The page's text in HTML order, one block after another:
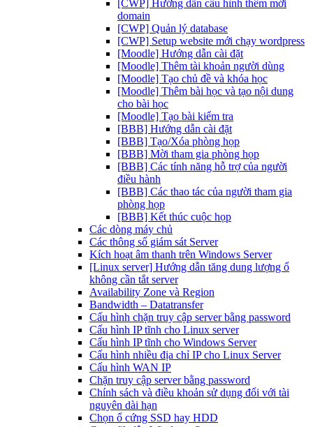
[CWP] Hướng dẫn cấu hình thêm mới
domain
[CWP] Quản lý database
[CWP] Setup website mới chạy wordpress
[Moodle] Hướng dẫn cài đặt
[Moodle] Thêm tài khoản người dùng
[Moodle] Tạo chủ đề và khóa học
[Moodle] Thêm bài học và tạo nội dung
cho bài học
[Moodle] Tạo bài kiểm tra
[BBB] Hướng dẫn cài đặt
[BBB] Tạo/Xóa phòng họp
[BBB] Mời tham gia phòng họp
[BBB] Các tính năng hỗ trợ của người
điều hành
[BBB] Các thao tác của người tham gia
phòng họp
[BBB] Kết thúc cuộc họp
Các dòng máy chủ
Các thông số giám sát Server
Kích hoạt âm thanh trên Windows Server
[Linux server] Hướng dẫn tăng dung lượng ổ
không cần tắt server
Availability Zone và Region
Bandwidth – Datatransfer
Cấu hình chặn truy cập server bằng password
Cấu hình IP tĩnh cho Linux server
Cấu hình IP tĩnh cho Windows Server
Cấu hình nhiều địa chỉ IP cho Linux Server
Cấu hình WAN IP
Chặn truy cập server bằng password
Chính sách và điều khoản sử dụng đối với tài
nguyên dài hạn
Chọn ổ cứng SSD hay HDD